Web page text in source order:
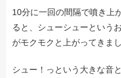
10分に一回の間隔で噴き上
ると、シューシューという
がモクモクと上がってきま
シュー！っという大きな音